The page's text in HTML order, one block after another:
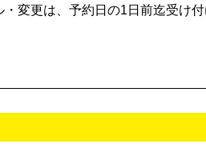
変更は、予約日の1日前迄受け付